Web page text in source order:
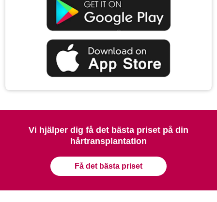
Vi hjälper dig få det bästa priset på din
hårtransplantation
Få det bästa priset